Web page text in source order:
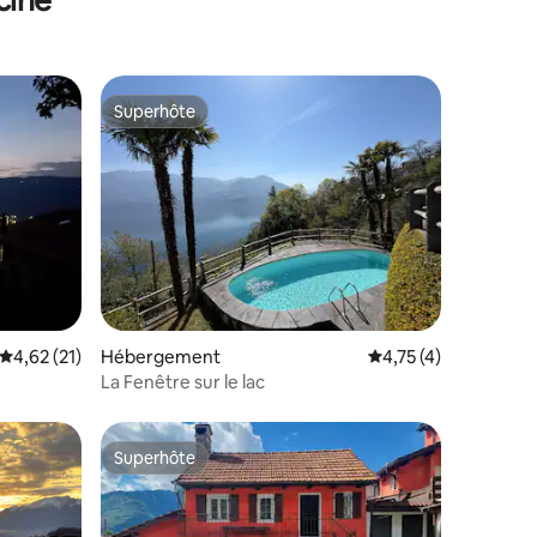
: 4,92 sur 5
Évaluation moyenne sur la base de 21 commentaires : 4,62 sur 5
4,62 (21)
Superhôte
Superhôte
Hébergement Évaluation
4,75 (4)
La Fenêtre sur le lac
Superhôte
Superhôte